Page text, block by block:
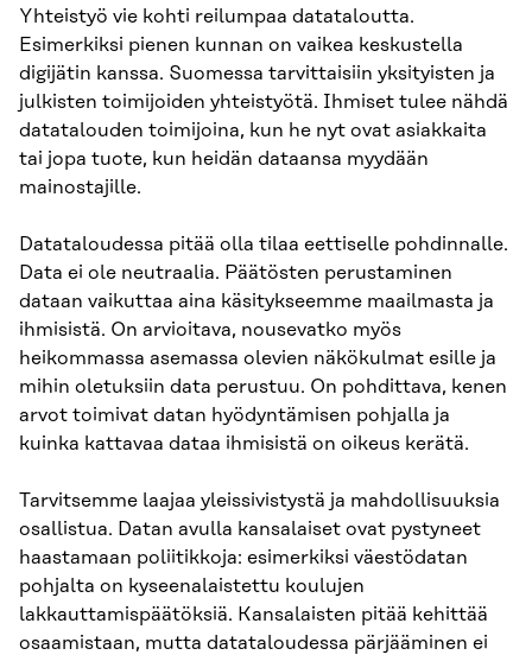
Yhteistyö vie kohti reilumpaa datataloutta.
Esimerkiksi pienen kunnan on vaikea keskustella
digijätin kanssa. Suomessa tarvittaisiin yksityisten ja
julkisten toimijoiden yhteistyötä. Ihmiset tulee nähdä
datatalouden toimijoina, kun he nyt ovat asiakkaita
tai jopa tuote, kun heidän dataansa myydään
mainostajille.
Datataloudessa pitää olla tilaa eettiselle pohdinnalle.
Data ei ole neutraalia. Päätösten perustaminen
dataan vaikuttaa aina käsitykseemme maailmasta ja
ihmisistä. On arvioitava, nousevatko myös
heikommassa asemassa olevien näkökulmat esille ja
mihin oletuksiin data perustuu. On pohdittava, kenen
arvot toimivat datan hyödyntämisen pohjalla ja
kuinka kattavaa dataa ihmisistä on oikeus kerätä.
Tarvitsemme laajaa yleissivistystä ja mahdollisuuksia
osallistua. Datan avulla kansalaiset ovat pystyneet
haastamaan poliitikkoja: esimerkiksi väestödatan
pohjalta on kyseenalaistettu koulujen
lakkauttamispäätöksiä. Kansalaisten pitää kehittää
osaamistaan, mutta datataloudessa pärjääminen ei